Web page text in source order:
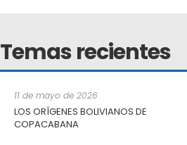
Temas recientes
11 de mayo de 2026
LOS ORÍGENES BOLIVIANOS DE
COPACABANA